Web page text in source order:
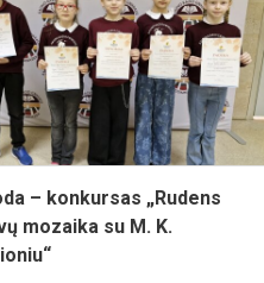
– konkursas „Rudens
mozaika su M. K.